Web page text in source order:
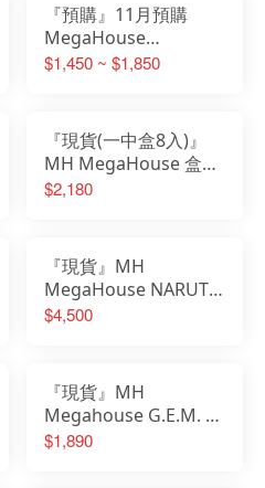
『預購』11月預購
MegaHouse
Petitrama EX 哥吉拉
$1,450 ~ $1,850
『現貨(一中盒8入)』
MH MegaHouse 盒玩
數碼寶貝大冒險 數碼收
$2,180
『現貨』MH
MegaHouse NARUTO
火影忍者 NARUTO
$4,500
『現貨』MH
Megahouse G.E.M. 排
球少年 掌中系列 孤爪
$1,890